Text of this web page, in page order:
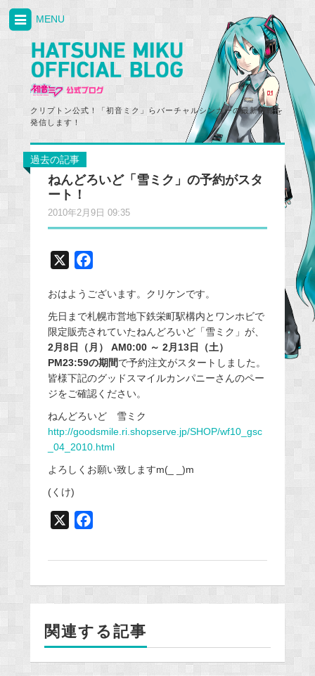
クリプトン公式！「初音ミク」らバーチャルシンガーの最新情報を
発信します！
MENU
過去の記事
ねんどろいど「雪ミク」の予約がスタ
ート！
2010年2月9日 09:35
c
e
b
o
o
k
おはようございます。クリケンです。
先日まで札幌市営地下鉄栄町駅構内とワンホビで
限定販売されていたねんどろいど「雪ミク」が、
2月8日（月） AM0:00 ～ 2月13日（土）
PM23:59の期間で予約注文がスタートしました。
皆様下記のグッドスマイルカンパニーさんのペー
ジをご確認ください。
ねんどろいど 雪ミク
http://goodsmile.ri.shopserve.jp/SHOP/wf10_gsc
_04_2010.html
よろしくお願い致しますm(_ _)m
(くけ)
b
o
k
関連する記事